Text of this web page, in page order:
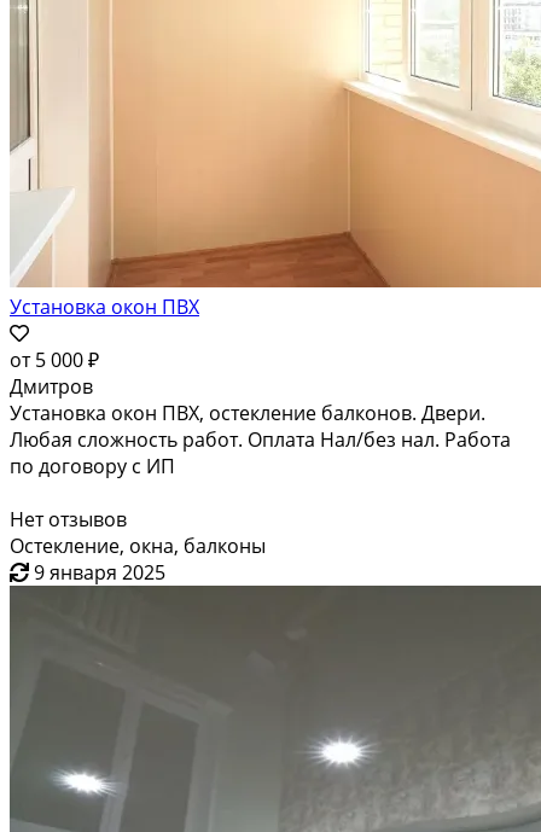
Установка окон ПВХ
от5 000 ₽
Дмитров
Установка окон ПВХ, остекление балконов. Двери.
Любая сложность работ. Оплата Нал/без нал. Работа
по договору с ИП
Нет отзывов
Остекление, окна, балконы
9 января 2025